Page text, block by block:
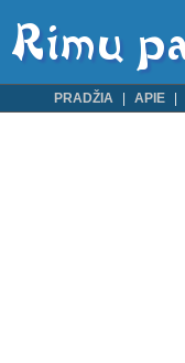
PRADŽIA APIE